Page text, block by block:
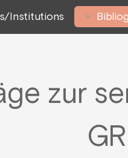
Institutions
zur